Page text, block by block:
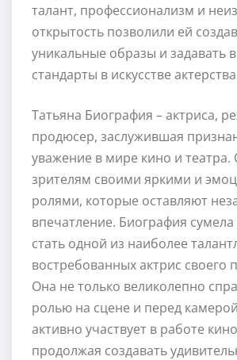
талант, профессионализм и
открытость позволили ей
уникальные образы и задавать
стандарты в искусстве
Татьяна Биография – актриса,
продюсер, заслужившая
уважение в мире кино и театра.
зрителям своими яркими и
ролями, которые оставляют
впечатление. Биография сумела
стать одной из наиболее
востребованных актрис своего
Она не только великолепно
ролью на сцене и перед
активно участвует в работе
продолжая создавать